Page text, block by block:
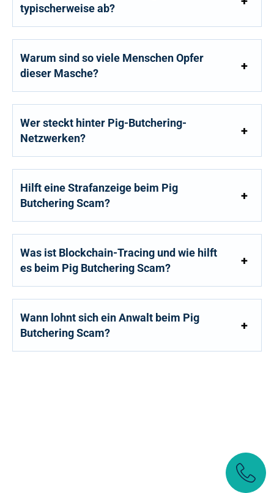
typischerweise ab?
Warum sind so viele Menschen Opfer
dieser Masche?
Wer steckt hinter Pig-Butchering-
Netzwerken?
Hilft eine Strafanzeige beim Pig
Butchering Scam?
Was ist Blockchain-Tracing und wie hilft
es beim Pig Butchering Scam?
Wann lohnt sich ein Anwalt beim Pig
Butchering Scam?